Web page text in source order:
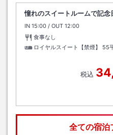
憧れのスイートルームで記念
IN チェックイン
15:00 / OUT チェックアウト
12:00
食事なし
ロイヤルスイート【禁煙】
55
税込
全ての宿泊